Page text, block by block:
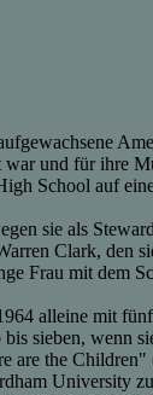
war und für ihre
School auf
sie als
Clark, den
Frau mit dem
alleine mit
sieben, wenn
the
University